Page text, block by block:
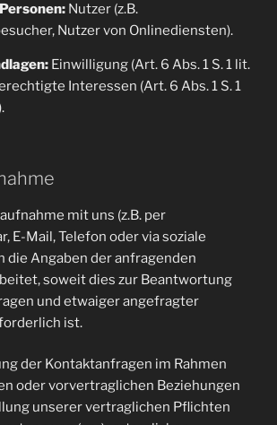
Nutzer (z.B.
Nutzer von Onlinediensten).
Einwilligung (Art. 6 Abs. 1 S. 1 lit.
Interessen (Art. 6 Abs. 1 S. 1
mit uns (z.B. per
E-Mail, Telefon oder via soziale
die Angaben der anfragenden
soweit dies zur Beantwortung
und etwaiger angefragter
ist.
der Kontaktanfragen im Rahmen
oder vorvertraglichen Beziehungen
unserer vertraglichen Pflichten